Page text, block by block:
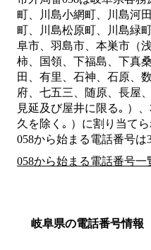
町、川島小網町、川島河
町、川島松原町、川島緑
阜市、羽島市、本巣市（
柿、国領、下福島、下真
田、有里、石神、石原、
府、七五三、随原、長屋
見延及び屋井に限る｡ ）
久を除く｡ ） に割り当て
058から始まる電話番号は
058から始まる電話番号一
岐阜県の電話番号情報